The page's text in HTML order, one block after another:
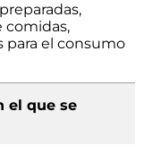
comidas,
para el consumo
el que se